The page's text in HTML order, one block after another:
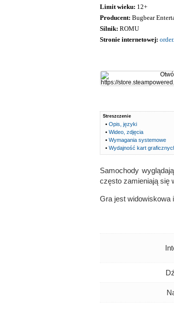
Limit wieku: 12+
Producent: Bugbear
Silnik: ROMU
Stronie internetowej:
Streszczenie
• Opis, języki
• Wideo, zdjęcia
• Wymagania systemowe
• Wydajność kart
Samochody
często zamieniają się
Gra jest widowiskowa